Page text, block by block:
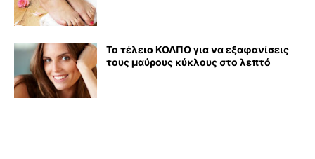
Το τέλειο ΚΟΛΠΟ για να εξαφανίσεις
τους μαύρους κύκλους στο λεπτό